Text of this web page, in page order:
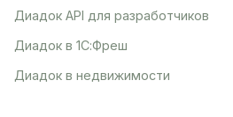
Диадок API для разработчиков
Диадок в 1С:Фреш
Диадок в недвижимости